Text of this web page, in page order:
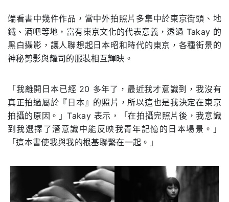
端看書中幾件作品，當中外拍照片多集中於東京街頭、地
鐵、酒吧等地，富有東京文化的代表意義，透過 Takay 的
黑白攝影，讓人聯想起日本昭和時代的東京，各種街景的
神秘剪影與耀司的服裝相互輝映。
「我離開日本已經 20 多年了，最近我才意識到，我沒有
真正拍過屬於『日本』的照片，所以這也是我決定在東京
拍攝的原因。」Takay 表示，「在拍攝完照片後，我意識
到我選擇了潛意識中能反映我青年記憶的日本場景。」
「這本書使我與我的根基聯繫在一起。」